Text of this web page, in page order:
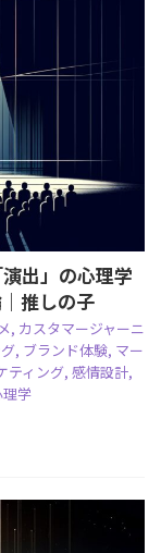
出」の心理学
推しの子
, カスタマージャーニ
, ブランド体験, マー
ティング, 感情設計,
学